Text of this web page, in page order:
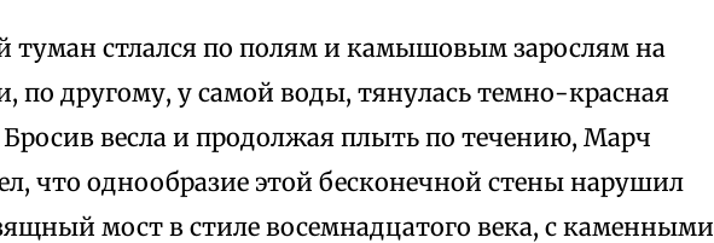
туман стлался по полям и камышовым зарослям на
по другому, у самой воды, тянулась темно-красная
весла и продолжая плыть по течению, Марч
что однообразие этой бесконечной стены нарушил
мост в стиле восемнадцатого века, с каменными